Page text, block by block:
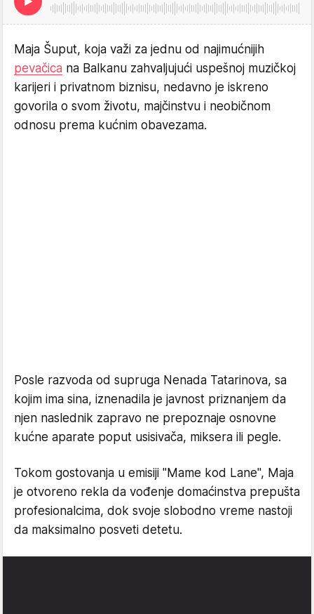
Maja Šuput, koja važi za jednu od najimućnijih
pevačica na Balkanu zahvaljujući uspešnoj muzičkoj
karijeri i privatnom biznisu, nedavno je iskreno
govorila o svom životu, majčinstvu i neobičnom
odnosu prema kućnim obavezama.
Posle razvoda od supruga Nenada Tatarinova, sa
kojim ima sina, iznenadila je javnost priznanjem da
njen naslednik zapravo ne prepoznaje osnovne
kućne aparate poput usisivača, miksera ili pegle.
Tokom gostovanja u emisiji "Mame kod Lane", Maja
je otvoreno rekla da vođenje domaćinstva prepušta
profesionalcima, dok svoje slobodno vreme nastoji
da maksimalno posveti detetu.